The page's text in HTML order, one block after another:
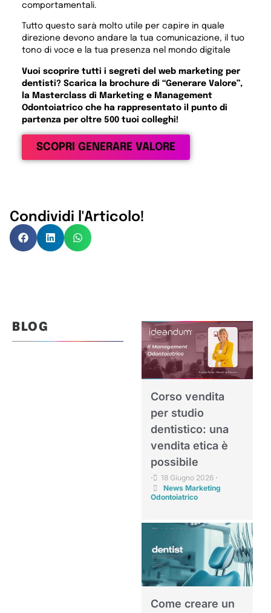
comportamentali.
Tutto questo sarà molto utile per capire in quale
direzione devono andare la tua comunicazione, il tuo
tono di voce e la tua presenza nel mondo digitale
Vuoi scoprire tutti i segreti del web marketing per
dentisti? Scarica la brochure di “Generare Valore”,
la Masterclass di Marketing e Management
Odontoiatrico che ha rappresentato il punto di
partenza per oltre 500 tuoi colleghi!
SCOPRI GENERARE VALORE
Condividi l'Articolo!
BLOG
Corso vendita
per studio
dentistico: una
vendita etica è
possibile
• 18 Giugno 2026 •
News Marketing
Odontoiatrico
Come creare un